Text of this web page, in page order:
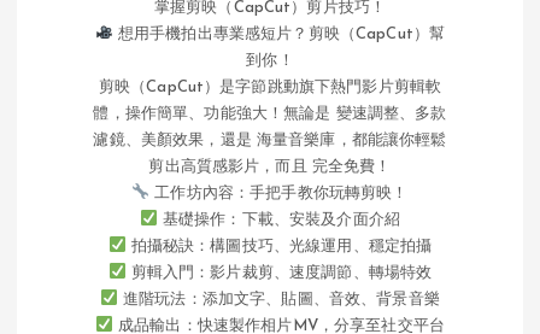
掌握剪映（CapCut）剪片技巧！
想用手機拍出專業感短片？剪映（CapCut）幫
到你！
剪映（CapCut）是字節跳動旗下熱門影片剪輯軟
體，操作簡單、功能強大！無論是 變速調整、多款
濾鏡、美顏效果，還是 海量音樂庫，都能讓你輕鬆
剪出高質感影片，而且 完全免費！
工作坊內容：手把手教你玩轉剪映！
基礎操作：下載、安裝及介面介紹
拍攝秘訣：構圖技巧、光線運用、穩定拍攝
剪輯入門：影片裁剪、速度調節、轉場特效
進階玩法：添加文字、貼圖、音效、背景音樂
成品輸出：快速製作相片MV，分享至社交平台